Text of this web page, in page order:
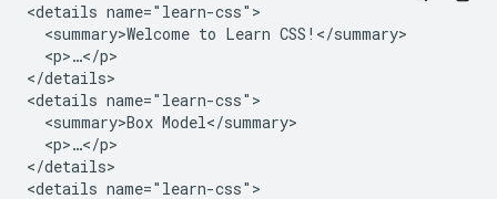
<details name="learn-css">
  <summary>Welcome to Learn CSS!</summary>
  <p>…</p>
</details>
<details name="learn-css">
  <summary>Box Model</summary>
  <p>…</p>
</details>
<details name="learn-css">